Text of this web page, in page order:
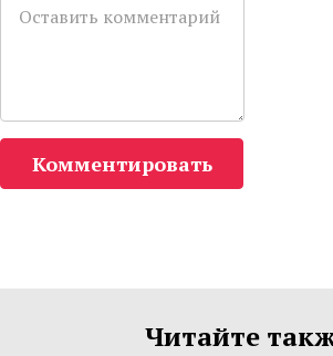
Комментировать
Читайте